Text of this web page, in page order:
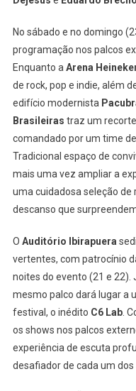
No sábado e no domingo
programação nos palcos
Enquanto aArena
de rock, pop e indie, além
edifício modernista
Brasileiras traz um
comandado por um time
Tradicional espaço de
mais uma vez ampliar a
uma cuidadosa seleção de
descanso que
O Auditório Ibirapuera
vertentes, com patrocínio
noites do evento (21 e 22).
mesmo palco dará lugar a
festival, o inédito C6 Lab.
os shows nos palcos
experiência de escuta
desafiador de cada um